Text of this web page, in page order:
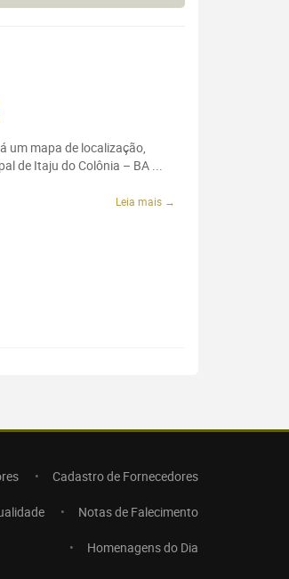
um mapa de localização,
de Itaju do Colônia – BA ...
Leia mais →
Cadastro de Fornecedores
Notas de Falecimento
Homenagens do Dia